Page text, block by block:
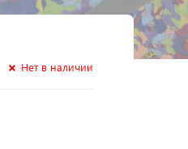
Нет в наличии